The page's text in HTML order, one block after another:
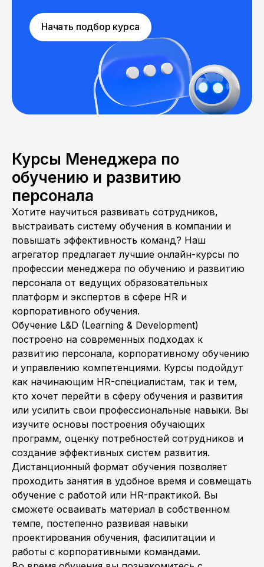
Начать подбор курса
Курсы Менеджера по
обучению и развитию
персонала
Хотите научиться развивать сотрудников,
выстраивать систему обучения в компании и
повышать эффективность команд? Наш
агрегатор предлагает лучшие онлайн-курсы по
профессии менеджера по обучению и развитию
персонала от ведущих образовательных
платформ и экспертов в сфере HR и
корпоративного обучения.
Обучение L&D (Learning & Development)
построено на современных подходах к
развитию персонала, корпоративному обучению
и управлению компетенциями. Курсы подойдут
как начинающим HR-специалистам, так и тем,
кто хочет перейти в сферу обучения и развития
или усилить свои профессиональные навыки. Вы
изучите основы построения обучающих
программ, оценку потребностей сотрудников и
создание эффективных систем развития.
Дистанционный формат обучения позволяет
проходить занятия в удобное время и совмещать
обучение с работой или HR-практикой. Вы
сможете осваивать материал в собственном
темпе, постепенно развивая навыки
проектирования обучения, фасилитации и
работы с корпоративными командами.